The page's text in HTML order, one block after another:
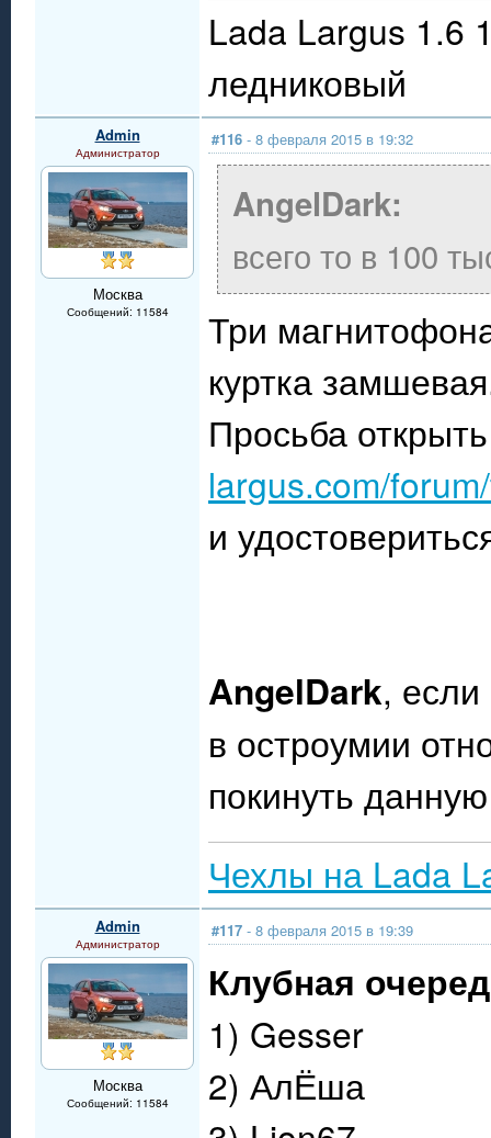
Lada Largus 1.6
ледниковый
Admin
Администратор
Москва
Сообщений: 11584
#116 - 8 февраля 2015 в 19:32
AngelDark:
всего то в 100
Три
куртка
Просьба
largus.com/
и
AngelDark,
в остроумии
покинуть
Чехлы на Lada
Admin
Администратор
Москва
Сообщений: 11584
#117 - 8 февраля 2015 в 19:39
Клубная
1) Gesser
2) АлЁша